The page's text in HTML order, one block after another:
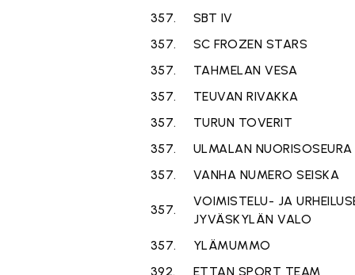
357.
SBT IV
357.
SC FROZEN STARS
357.
TAHMELAN VESA
357.
TEUVAN RIVAKKA
357.
TURUN TOVERIT
357.
ULMALAN NUORISOSEURA
357.
VANHA NUMERO SEISKA
357.
VOIMISTELU- JA
JYVÄSKYLÄN VALO
357.
YLÄMUMMO
392.
ETTAN SPORT TEAM